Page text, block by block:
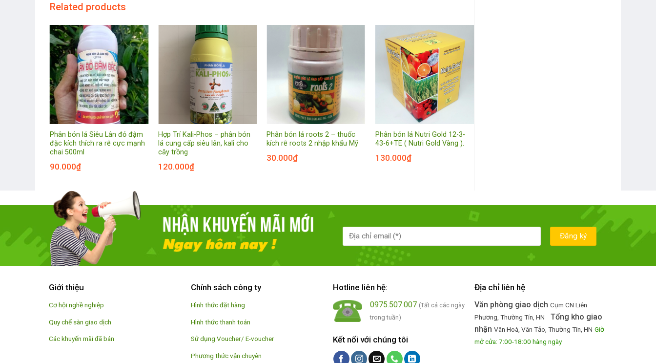
Related products
Phân bón lá Siêu Lân đỏ đậm
đặc kích thích ra rễ cực mạnh
chai 500ml
90.000₫
Hợp Trí Kali-Phos – phân bón
lá cung cấp siêu lân, kali cho
cây trồng
120.000₫
Phân bón lá roots 2 – thuốc
kích rễ roots 2 nhập khẩu Mỹ
30.000₫
Phân bón lá Nutri Gold 12-3-
43-6+TE ( Nutri Gold Vàng ).
130.000₫
Giới thiệu
Cơ hội nghề nghiệp
Quy chế sàn giao dịch
Các khuyến mãi đã bán
Chính sách công ty
Hình thức đặt hàng
Hình thức thanh toán
Sử dụng Voucher/ E-voucher
Phương thức vận chuyên
Hotline liên hệ:
0975.507.007 (Tất cả các ngày
trong tuần)
Kết nối với chúng tôi
Địa chỉ liên hệ
Văn phòng giao dịch Cụm CN Liên
Phương, Thường Tín, HN
Tổng kho giao
nhận Vân Hoà, Vân Tảo, Thường Tín, HN Giờ
mở cửa: 7:00-18:00 hàng ngày